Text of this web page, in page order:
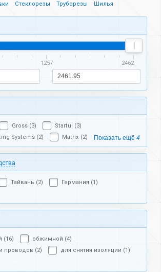
Стеклорезы Труборезы Шилья
1257 2462
Gross (3)
Startul (3)
Systems (2)
Matrix (2) Показать ещё 4
Тайвань (2)
Германия (1)
(16)
обжимной (4)
проводов (2)
для снятия изоляции (1)